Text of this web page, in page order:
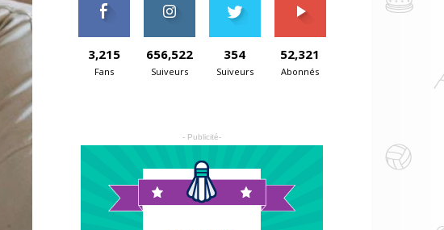
3,215
Fans
656,522
Suiveurs
354
Suiveurs
52,321
Abonnés
- Publicité-